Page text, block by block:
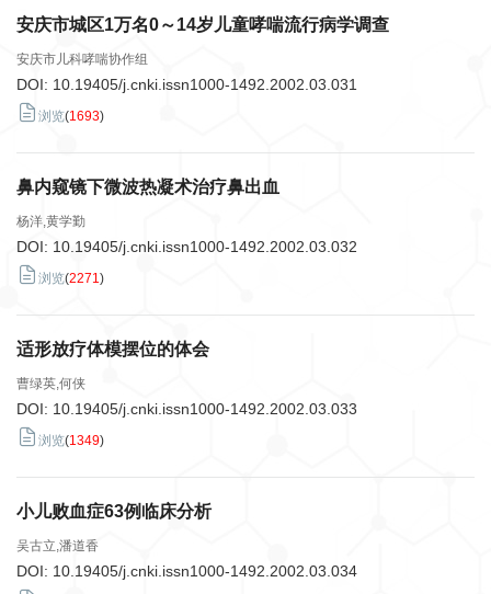
安庆市城区1万名0～14岁儿童哮喘流行病学调查
安庆市儿科哮喘协作组
DOI: 10.19405/j.cnki.issn1000-1492.2002.03.031
浏览(1693)
鼻内窥镜下微波热凝术治疗鼻出血
杨洋,黄学勤
DOI: 10.19405/j.cnki.issn1000-1492.2002.03.032
浏览(2271)
适形放疗体模摆位的体会
曹绿英,何侠
DOI: 10.19405/j.cnki.issn1000-1492.2002.03.033
浏览(1349)
小儿败血症63例临床分析
吴古立,潘道香
DOI: 10.19405/j.cnki.issn1000-1492.2002.03.034